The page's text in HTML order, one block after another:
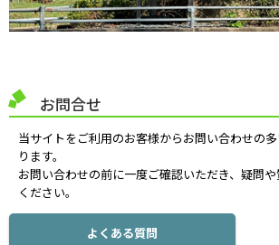
お問合せ
当サイトをご利用のお客様からお問い合わせの
ります。
お問い合わせの前に一度ご確認いただき、疑問
ください。
よくある質問